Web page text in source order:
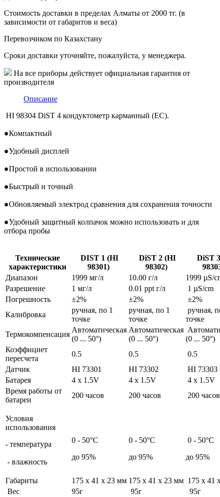
Стоимость доставки в пределах Алматы от 2000 тг. (в
зависимости от габаритов и веса)
Перевозчиком по Казахстану
Сроки доставки уточняйте, пожалуйста, у менеджера.
На все приборы действует официальная гарантия от
производителя
Описание
HI 98304 DiST 4 кондуктометр карманный (EC).
●Компактный
●Удобный дисплей
●Простой в использовании
●Быстрый и точный
●Обновляемый электрод сравнения для сохранения точности
●Удобный защитный колпачок можно использовать и для
отбора пробы
Технические
характеристики
DIST 1 (HI
98301)
DiST 2 (HI
98302)
DiST
Диапазон
1999 мг/л 10.00 г/л
1999 µS/
Разрешение
1 мг/л 0.01 ppt г/л
1 µS/cm
Погрешность
±2% ±2%
±2%
Калибровка
ручная, по 1
точке
ручная, по 1
точке
ручная,
точке
Термокомпенсация
Автоматическая
(0 ... 50°)
Автоматическая
(0 ... 50°)
(0 ... 50°)
Коэффициет
пересчета
0.5 0.5
0.5
Датчик
HI 73301 HI 73302
HI 73303
Батарея
4 x 1.5V 4 x 1.5V
4 x 1.5V
Время работы от
батареи
200 часов 200 часов 200 часов
Условия
использования
- температура
- влажность
0 - 50°C
до 95%
0 - 50°C
до 95%
0 - 50°C
до 95%
Габариты 175 x 41 x 23 мм 175 x 41 x 23 мм 175 x 41
Вес
95г 95г 95г